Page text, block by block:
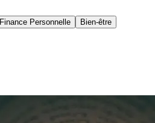
Finance Personnelle
Bien-être